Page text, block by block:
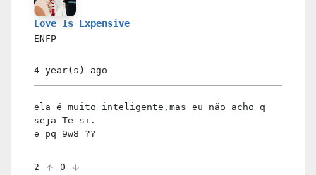
Love Is Expensive
ENFP
4 year(s) ago
ela é muito inteligente,mas eu não acho q
seja Te-si.
e pq 9w8 ??
2 0